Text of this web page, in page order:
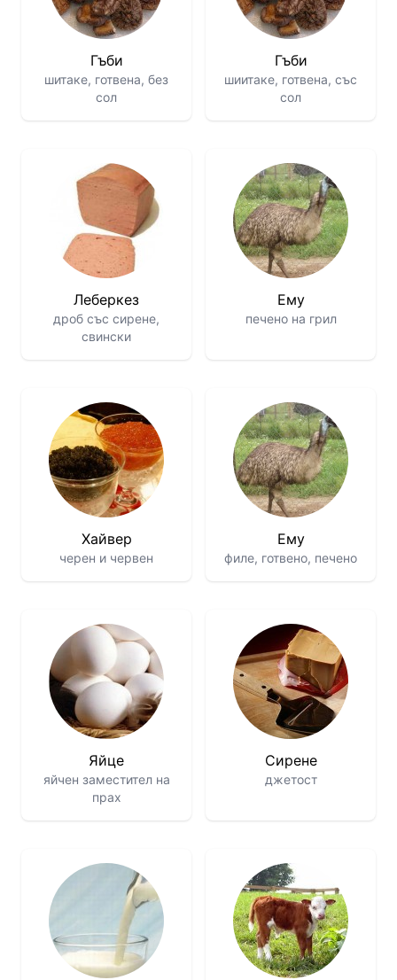
Гъби
шитаке, готвена, без
сол
Гъби
шиитаке, готвена, със
сол
Леберкез
дроб със сирене,
свински
Ему
печено на грил
Хайвер
черен и червен
Ему
филе, готвено, печено
Яйце
яйчен заместител на
прах
Сирене
джетост